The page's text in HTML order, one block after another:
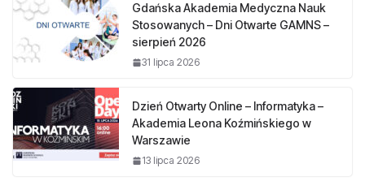
Gdańska Akademia Medyczna Nauk
Stosowanych – Dni Otwarte GAMNS –
sierpień 2026
31 lipca 2026
Dzień Otwarty Online – Informatyka –
Akademia Leona Koźmińskiego w
Warszawie
13 lipca 2026